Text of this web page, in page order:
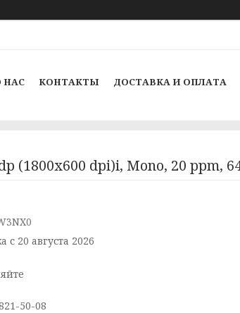
НАС КОНТАКТЫ ДОСТАВКА И ОПЛАТА
(1800x600 dpi)i, Mono, 20 ppm,
с 20 августа 2026
50-08